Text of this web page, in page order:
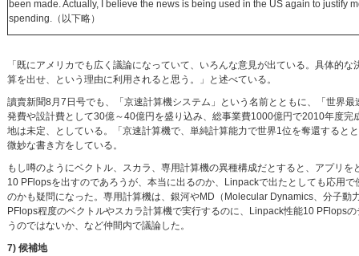
been made. Actually, I believe the news is being used in the US again to justify
spending.（以下略）
「既にアメリカでも広く議論になっていて、いろんな意見が出ている。具体的
算を出せ、という理由に利用されると思う。」と述べている。
讀賣新聞8月7日号でも、「京速計算機システム」という名前とともに、「世界
発費や設計費として30億～40億円を盛り込み、総事業費1000億円で2010年度
地は未定、としている。「京速計算機で、単純計算能力で世界1位を奪還する
微妙な書き方をしている。
もし噂のようにベクトル、スカラ、専用計算機の異種構成だとすると、アプリ
10 PFlopsを出すのであろうが、本当に出るのか、Linpackで出たとしても応用
のかも疑問になった。専用計算機は、銀河やMD（Molecular Dynamics、分子
PFlops程度のベクトルやスカラ計算機で実行するのに、Linpack性能10 PFlops
うのではないか、など仲間内で議論した。
7) 候補地